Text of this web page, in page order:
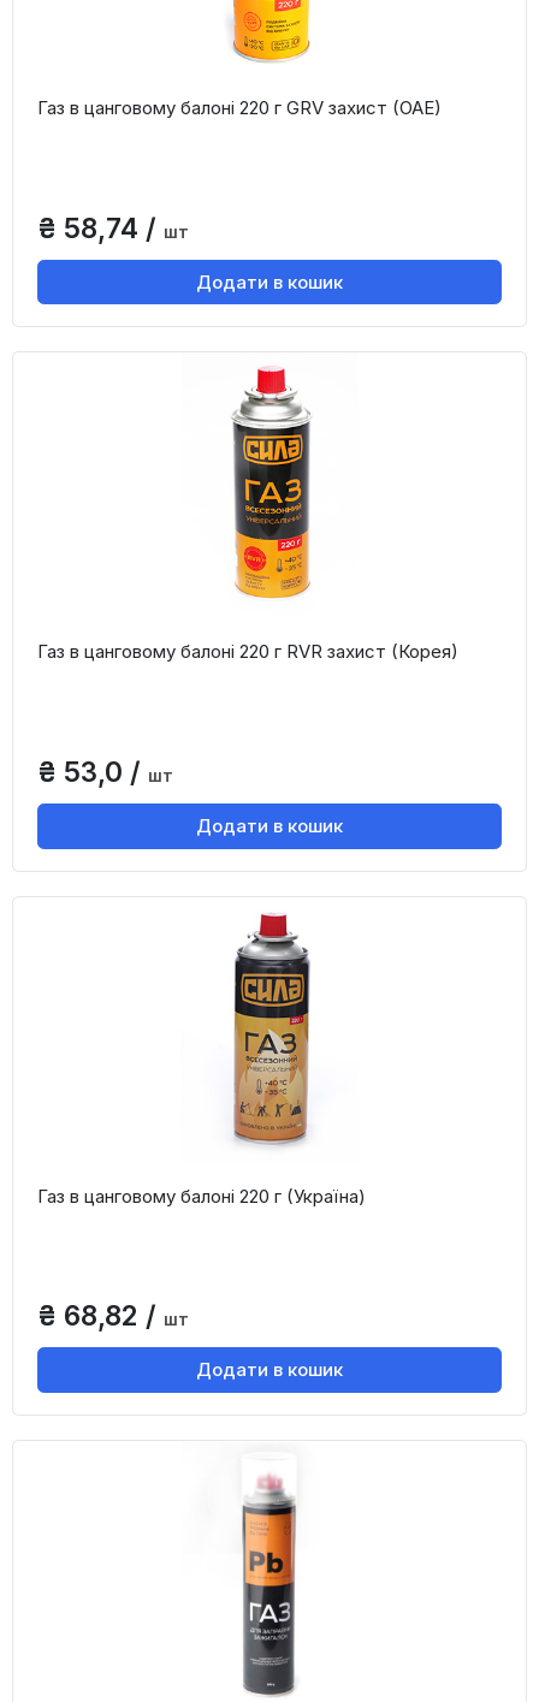
Газ в цанговому балоні 220 г GRV захист (ОАЕ)
₴ 58,74 / шт
Додати в кошик
Газ в цанговому балоні 220 г RVR захист (Корея)
₴ 53,0 / шт
Додати в кошик
Газ в цанговому балоні 220 г (Україна)
₴ 68,82 / шт
Додати в кошик